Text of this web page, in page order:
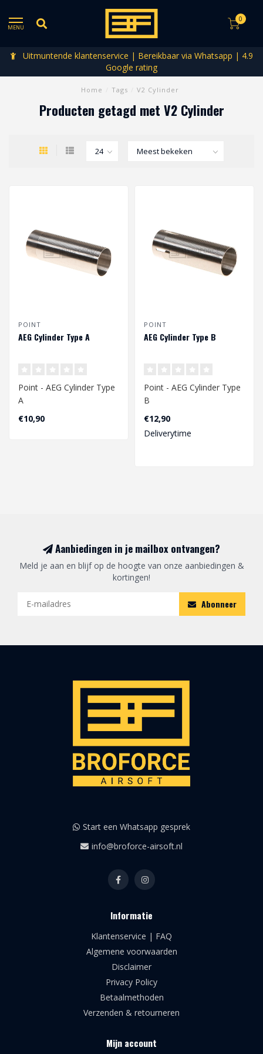
MENU
0
Uitmuntende klantenservice | Bereikbaar via Whatsapp | 4.9
Google rating
Home Tags V2 Cylinder
Producten getagd met V2 Cylinder
POINT
AEG Cylinder Type A
Point - AEG Cylinder Type
A
€10,90
POINT
AEG Cylinder Type B
Point - AEG Cylinder Type
B
€12,90
Deliverytime
Aanbiedingen in je mailbox ontvangen?
Meld je aan en blijf op de hoogte van onze aanbiedingen &
kortingen!
Abonneer
Start een Whatsapp gesprek
info@broforce-airsoft.nl
Informatie
Klantenservice | FAQ
Algemene voorwaarden
Disclaimer
Privacy Policy
Betaalmethoden
Verzenden & retourneren
Mijn account